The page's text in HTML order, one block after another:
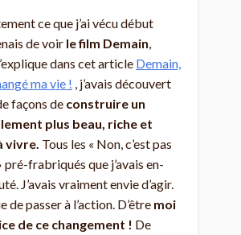
ce que j’ai vécu début
de voir le film Demain
dans cet article Demain,
ma vie ! , j’avais découvert
façons de construire un
plus beau, riche et
vivre. Tous les « Non, c’est pas
pré-frabriqués que j’avais en-
J’avais vraiment envie d’agir.
de passer à l’action. D’être moi
de ce changement ! De